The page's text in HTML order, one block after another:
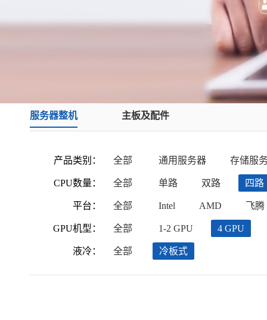
服务器整机 主板及配件
产品类别：
CPU数量：
平台：
GPU机型：
液冷：
全部 通用服务器 存储服
全部 单路 双路 四路
全部 Intel AMD 飞腾
全部 1-2 GPU 4 GPU
全部 冷板式